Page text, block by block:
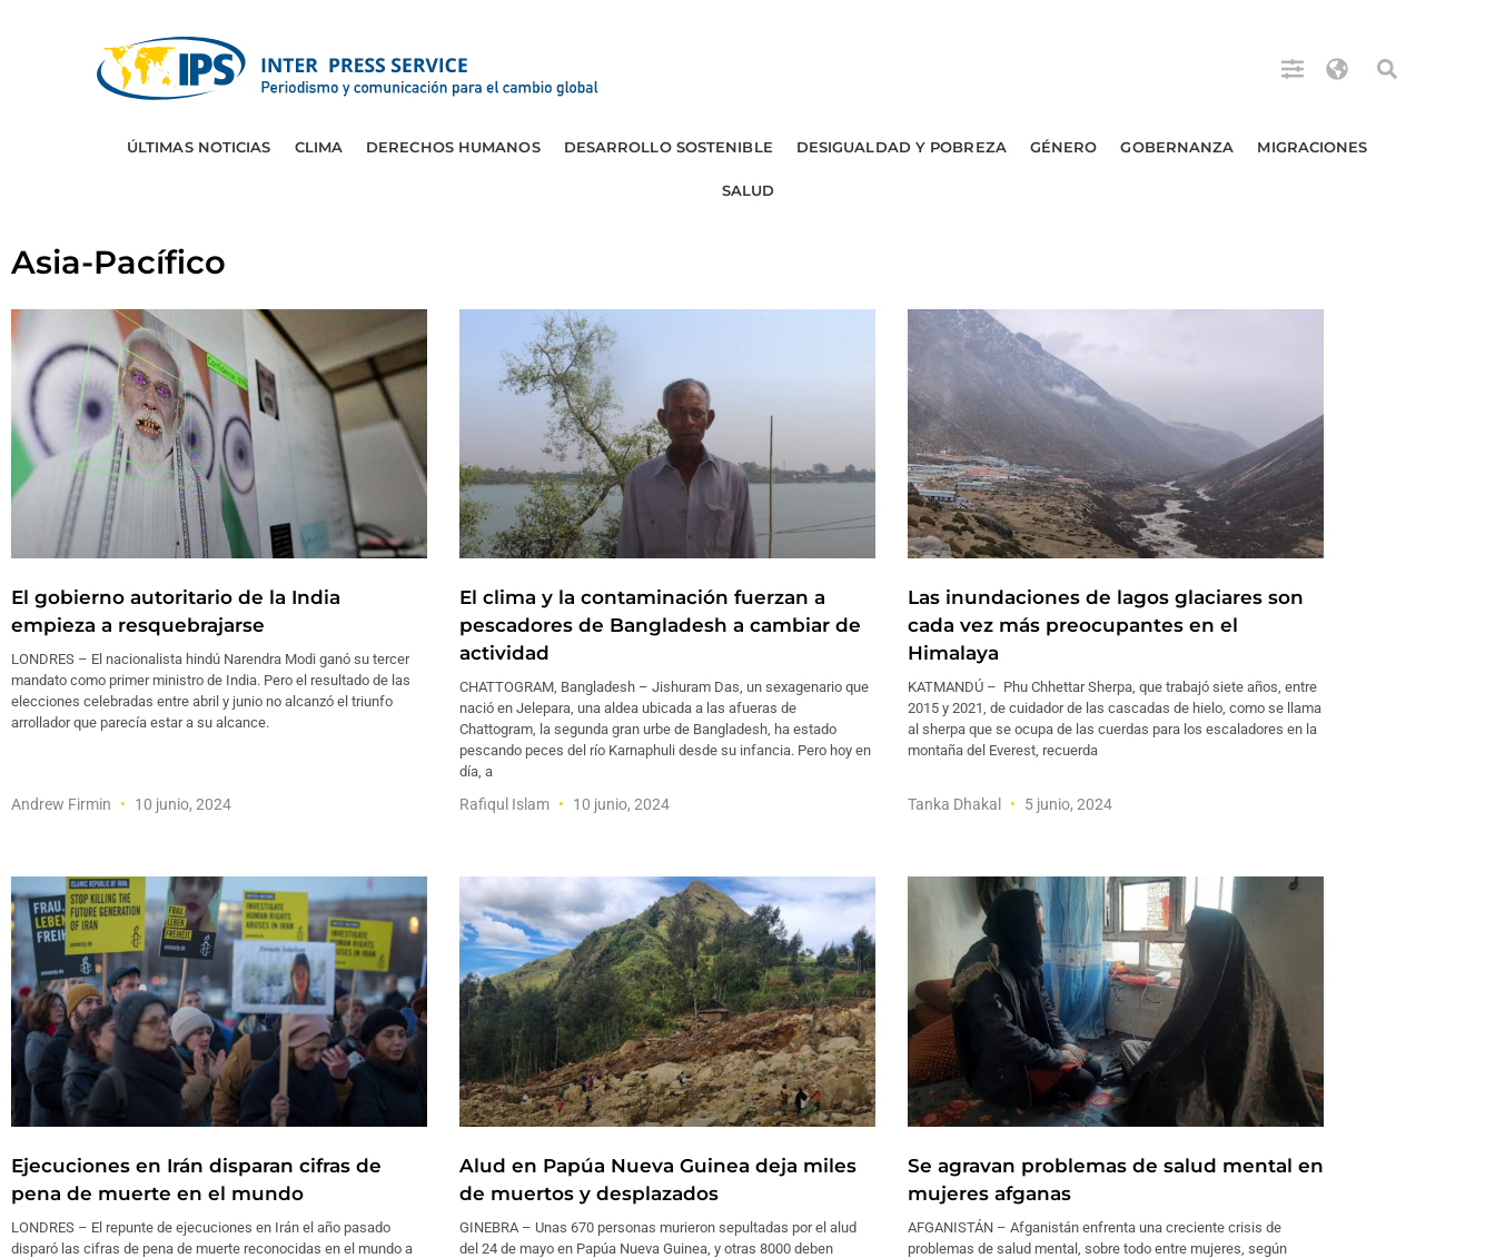
ÚLTIMAS NOTICIAS CLIMA DERECHOS HUMANOS DESARROLLO SOSTENIBLE DESIGUALDAD Y POBREZA GÉNERO GOBERNANZA MIGRACIONES
SALUD
Asia-Pacífico
El gobierno autoritario de la India
empieza a resquebrajarse
LONDRES – El nacionalista hindú Narendra Modi ganó su tercer
mandato como primer ministro de India. Pero el resultado de las
elecciones celebradas entre abril y junio no alcanzó el triunfo
arrollador que parecía estar a su alcance.
Andrew Firmin 10 junio, 2024
El clima y la contaminación fuerzan a
pescadores de Bangladesh a cambiar de
actividad
CHATTOGRAM, Bangladesh – Jishuram Das, un sexagenario que
nació en Jelepara, una aldea ubicada a las afueras de
Chattogram, la segunda gran urbe de Bangladesh, ha estado
pescando peces del río Karnaphuli desde su infancia. Pero hoy en
día, a
Rafiqul Islam 10 junio, 2024
Las inundaciones de lagos glaciares son
cada vez más preocupantes en el
Himalaya
KATMANDÚ – Phu Chhettar Sherpa, que trabajó siete años, entre
2015 y 2021, de cuidador de las cascadas de hielo, como se llama
al sherpa que se ocupa de las cuerdas para los escaladores en la
montaña del Everest, recuerda
Tanka Dhakal 5 junio, 2024
Ejecuciones en Irán disparan cifras de
pena de muerte en el mundo
LONDRES – El repunte de ejecuciones en Irán el año pasado
disparó las cifras de pena de muerte reconocidas en el mundo a
Alud en Papúa Nueva Guinea deja miles
de muertos y desplazados
GINEBRA – Unas 670 personas murieron sepultadas por el alud
del 24 de mayo en Papúa Nueva Guinea, y otras 8000 deben
Se agravan problemas de salud mental en
mujeres afganas
AFGANISTÁN – Afganistán enfrenta una creciente crisis de
problemas de salud mental, sobre todo entre mujeres, según